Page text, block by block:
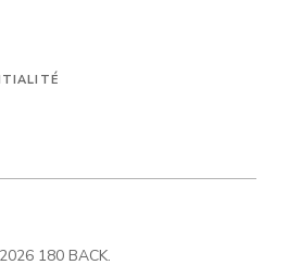
180 BACK.